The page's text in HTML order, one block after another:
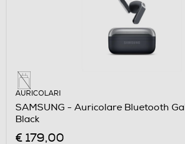
AURICOLARI
SAMSUNG - Auricolare Bluetooth
Black
€ 179,00